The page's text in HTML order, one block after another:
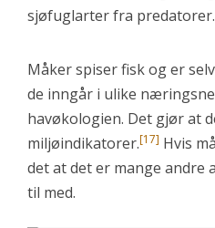
sjøfuglarter fra predatorer.
Måker spiser fisk og er
de inngår i ulike
havøkologien. Det gjør at
miljøindikatorer.[17] Hvis
det at det er mange andre
til med.